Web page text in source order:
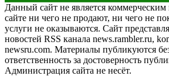
Данный сайт не является
сайте ни чего не продают, ни чего не
услуги не оказываются. Сайт
новостей RSS канала news.rambler.ru,
newsru.com. Материалы публикуются
ответственность за достоверность
Администрация сайта не несёт.